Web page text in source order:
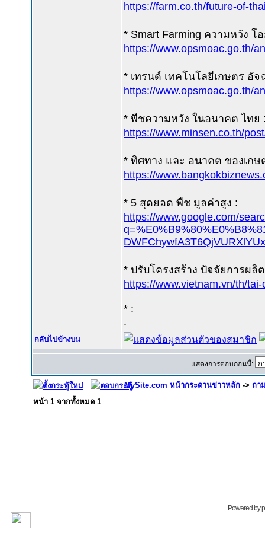
https://farm.co.th/future-of-
* Smart Farming ความหวัง โ
https://www.opsmoac.go.th/
* เทรนด์ เทคโนโลยีเกษตร อัจ
https://www.opsmoac.go.th/
* พืชความหวัง ในอนาคต ไทย
https://www.minsen.co.th/
* ทิศทาง และ อนาคต ของเกษ
https://
* 5 สุดยอด พืช มูลค่าสูง :
https://www.google.com/
* ปรับโครงสร้าง ปัจจัยการผลิ
https://www.vietnam.vn/th/
* :
.
กลับไปข้างบน
แสดงการตอบก่อนนี้:
MySite.com หน้ากระดานข่าวหลัก -> ถา
หน้า 1 จากทั้งหมด 1
Powered by